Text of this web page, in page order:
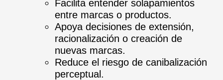
Facilita entender solapamientos
entre marcas o productos.
Apoya decisiones de extensión,
racionalización o creación de
nuevas marcas.
Reduce el riesgo de canibalización
perceptual.